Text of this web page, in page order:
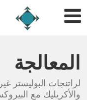
المعالجة
لراتنجات البوليستر
والأكريليك مع